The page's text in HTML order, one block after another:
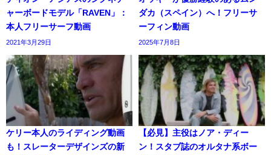
ャーボードモデル「RAVEN」：
本人フリーサーフ動画
2021年3月29日
ダカ（スペイン）へ！フリーサ
ーフィン動画
2025年7月8日
ケリー本人のライディング動画
も！スレーターデザインズの新
【必見】主役はノア・ディー
ン！スタブ誌のオルタナ系ボー